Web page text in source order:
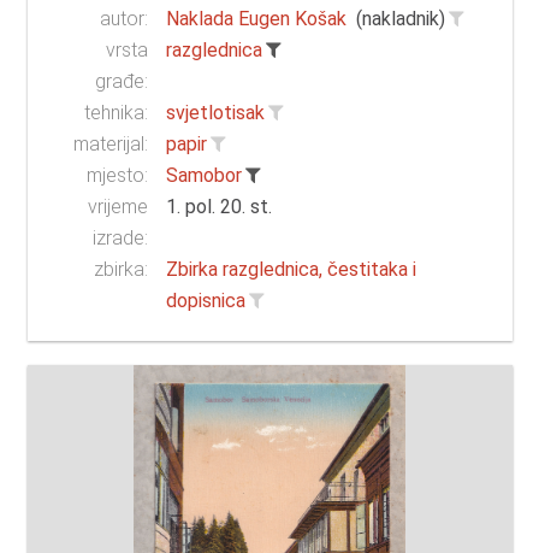
autor:
Naklada Eugen Košak (nakladnik)
vrsta
građe:
razglednica
tehnika:
svjetlotisak
materijal:
papir
mjesto:
Samobor
vrijeme
izrade:
1. pol. 20. st.
zbirka:
Zbirka razglednica, čestitaka i
dopisnica